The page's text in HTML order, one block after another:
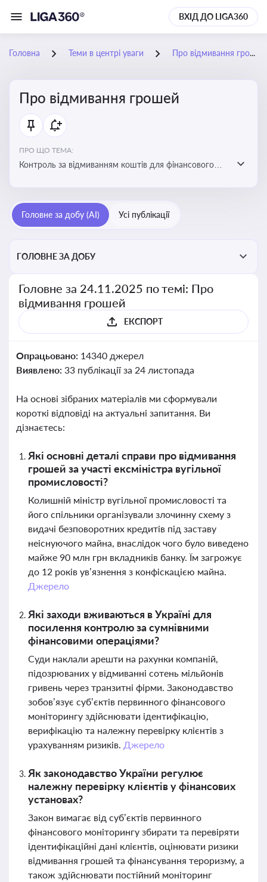
ВХІД ДО LIGA360
Головна Теми в центрі уваги Про відмивання грошей
Про відмивання грошей
ПРО ЩО ТЕМА:
Контроль за відмиванням коштів для фінансового
сплати податків. Вбудовування AML у договори та
Головне за добу (AI) Усі публікації
ГОЛОВНЕ ЗА ДОБУ
Головне за 24.11.2025 по темі: Про
відмивання грошей
ЕКСПОРТ
Опрацьовано: 14340 джерел
Виявлено: 33 публікації за 24 листопада
На основі зібраних матеріалів ми сформували
короткі відповіді на актуальні запитання. Ви
дізнаєтесь:
Які основні деталі справи про відмивання
грошей за участі ексміністра вугільної
промисловості?
Колишній міністр вугільної промисловості та
його спільники організували злочинну схему з
видачі безповоротних кредитів під заставу
неіснуючого майна, внаслідок чого було виведено
майже 90 млн грн вкладників банку. Їм загрожує
до 12 років ув’язнення з конфіскацією майна.
Джерело
Які заходи вживаються в Україні для
посилення контролю за сумнівними
фінансовими операціями?
Суди наклали арешти на рахунки компаній,
підозрюваних у відмиванні сотень мільйонів
гривень через транзитні фірми. Законодавство
зобов’язує суб’єктів первинного фінансового
моніторингу здійснювати ідентифікацію,
верифікацію та належну перевірку клієнтів з
урахуванням ризиків. Джерело
Як законодавство України регулює
належну перевірку клієнтів у фінансових
установах?
Закон вимагає від суб’єктів первинного
фінансового моніторингу збирати та перевіряти
ідентифікаційні дані клієнтів, оцінювати ризики
відмивання грошей та фінансування тероризму, а
також здійснювати постійний моніторинг